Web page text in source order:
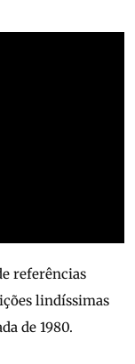
referências
lindíssimas
de 1980.